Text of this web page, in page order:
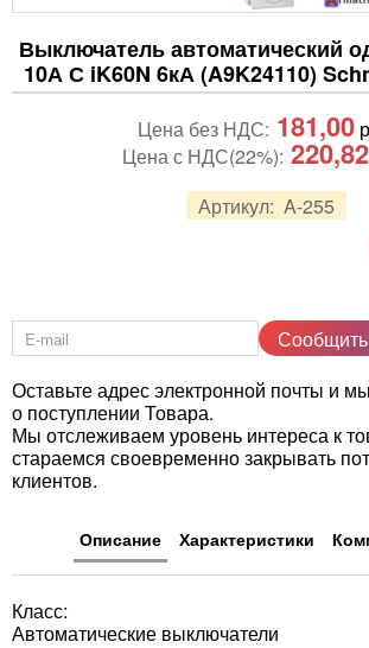
Выключатель автоматический
10А С iK60N 6кА (A9K24110)
Артикул: A-255
Цена без НДС: 181,00
Цена с НДС(22%): 220,82
Сообщить
Оставьте адрес электронной почты и
о поступлении Товара.
Мы отслеживаем уровень интереса к
стараемся своевременно закрывать
клиентов.
Описание Характеристики
Класс:
Автоматические выключатели